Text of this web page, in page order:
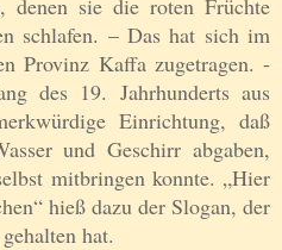
schlafen. – Das hat sich im
Provinz Kaffa zugetragen. -
des 19. Jahrhunderts aus
Einrichtung, daß
und Geschirr abgaben,
mitbringen konnte. „Hier
hieß dazu der Slogan, der
hat.